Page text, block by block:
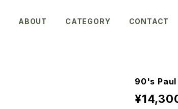
ABOUT CATEGORY CONTACT
90's